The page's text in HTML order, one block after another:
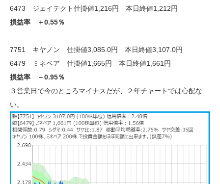
6473 ジェイテクト仕掛値1,216円 本日終値1,212円
損益率 ＋0.55％
7751 キヤノン 仕掛値3,085.0円 本日終値3,107.0円
6479 ミネベア 仕掛値1,665円 本日終値1,661円
損益率 －0.95％
３営業日で今のところマイナスだが、２年チャートでは心配な
い。